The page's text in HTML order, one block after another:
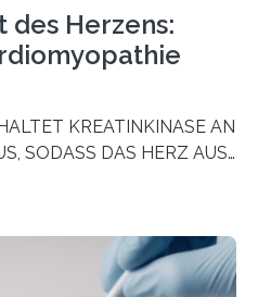
des Herzens:
KREATINKINASE AN
SODASS DAS HERZ AUS
für Herzinsuffizienz
der Energietransport bei
(HCM) versagen